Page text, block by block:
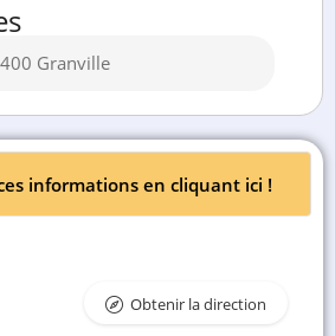
Granville
informations en cliquant ici !
Obtenir la direction